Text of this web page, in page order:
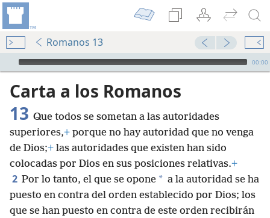
Romanos 13
Audio Player
00:00
Carta a los Romanos
13 Que todos se sometan a las autoridades
superiores,+ porque no hay autoridad que no venga
de Dios;+ las autoridades que existen han sido
colocadas por Dios en sus posiciones relativas.+
2 Por lo tanto, el que se opone * a la autoridad se ha
puesto en contra del orden establecido por Dios; los
que se han puesto en contra de este orden recibirán